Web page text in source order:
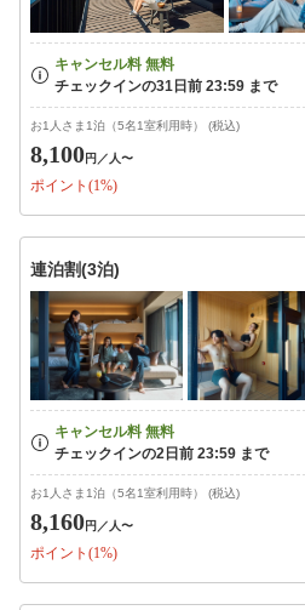
お1人さま1泊（5名1室利用時） (税込)
8,100円 ／人〜
ポイント(1%)
連泊割(3泊)
お1人さま1泊（5名1室利用時） (税込)
8,160円 ／人〜
ポイント(1%)